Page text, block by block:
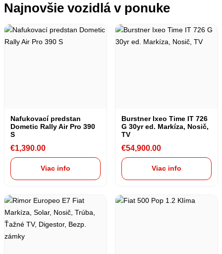
Najnovšie vozidlá v ponuke
Nafukovací predstan
Dometic Rally Air Pro 390
S
€1,390.00
Viac info
Burstner Ixeo Time IT 726
G 30yr ed. Markíza, Nosič,
TV
€54,900.00
Viac info